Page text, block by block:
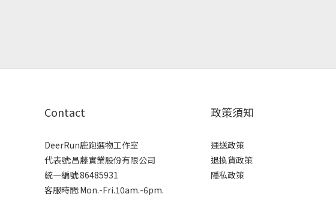
Contact
DeerRun鹿跑選物工作室
代表號:昌藤實業股份有限公司
統一編號:86485931
客服時間:Mon.-Fri.10am.-6pm.
政策須知
運送政策
退換貨政策
隱私政策